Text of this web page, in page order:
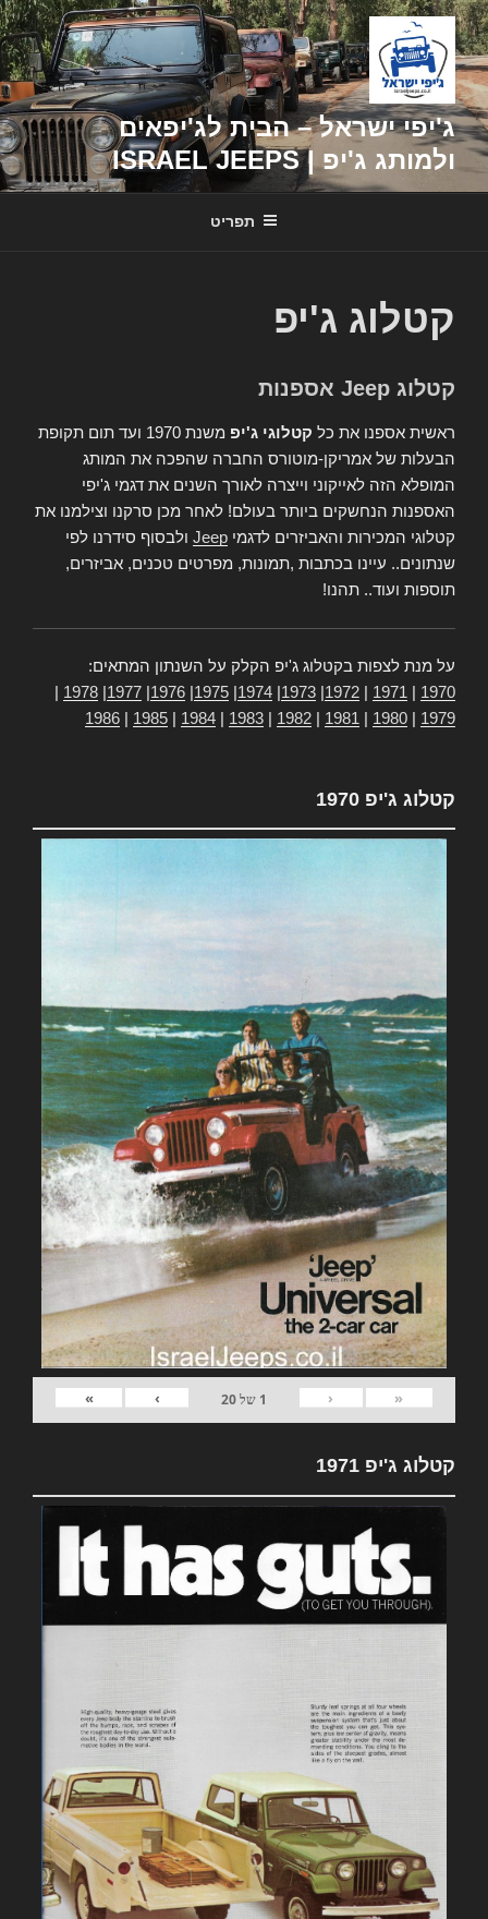
דילוג
לתוכן
ג'יפי ישראל – הבית לג'יפאים
ולמותג ג'יפ | ISRAEL JEEPS
תפריט
קטלוג ג'יפ
קטלוג Jeep אספנות
ראשית אספנו את כל קטלוגי ג'יפ
משנת 1970 ועד תום תקופת
הבעלות של אמריקן-מוטורס החברה שהפכה את המותג
המופלא הזה לאייקוני וייצרה לאורך השנים את דגמי ג'יפי
האספנות הנחשקים ביותר בעולם! לאחר מכן סרקנו וצילמנו את
קטלוגי המכירות והאביזרים לדגמי Jeep ולבסוף סידרנו לפי
שנתונים.. עיינו בכתבות ,תמונות, מפרטים טכנים, אביזרים,
תוספות ועוד.. תהנו!
על מנת לצפות בקטלוג ג'יפ הקלק על השנתון המתאים:
1970
1971
1972
1973
1974
1975
1976
1977
1978
1979
1980
1981
1982
1983
1984
1985
1986
קטלוג ג'יפ 1970
«
‹
1 של20
›
»
קטלוג ג'יפ 1971